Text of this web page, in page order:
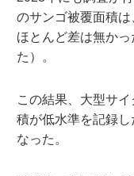
のサンゴ被覆面積
ほとんど差は無か
た）。
この結果、大型サ
積が低水準を記録
なった。